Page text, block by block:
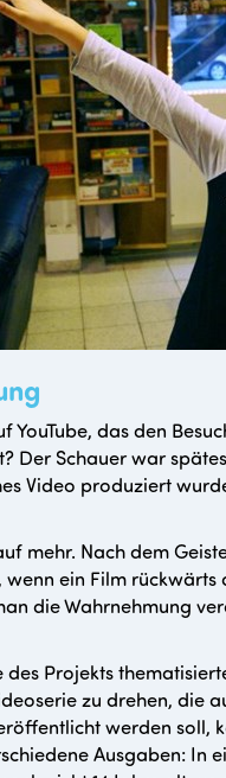
das den
Der Schauer war
Video produziert
mehr. Nach dem
ein Film
die Wahrnehmung
Projekts
zu drehen, die
werden soll,
Ausgaben: In